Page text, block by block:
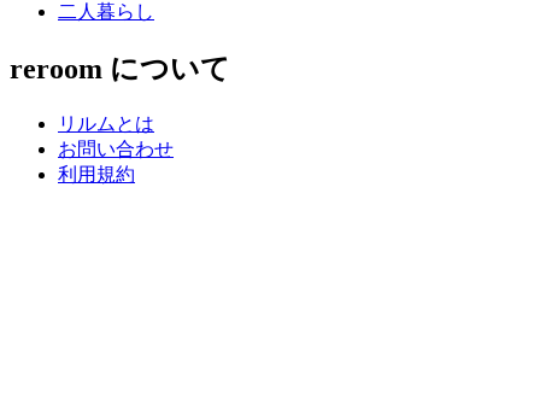
二人暮らし
reroom について
リルムとは
お問い合わせ
利用規約